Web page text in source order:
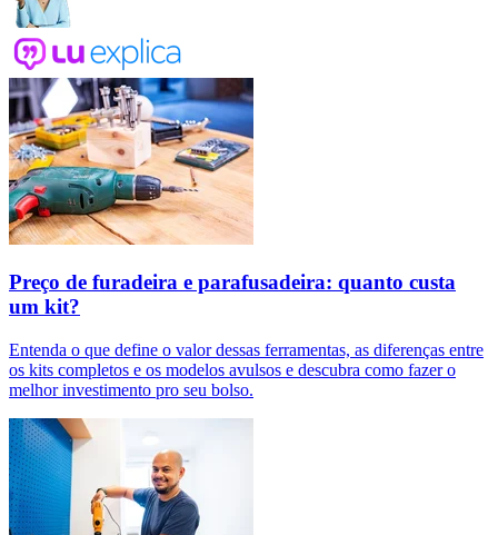
Preço de furadeira e parafusadeira: quanto custa
um kit?
Entenda o que define o valor dessas ferramentas, as diferenças entre
os kits completos e os modelos avulsos e descubra como fazer o
melhor investimento pro seu bolso.